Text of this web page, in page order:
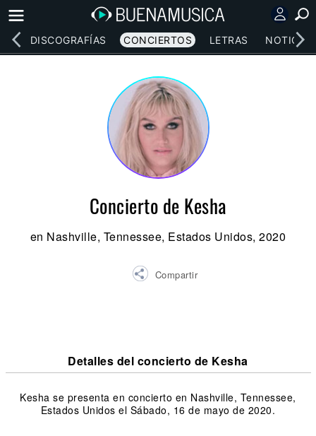
DISCOGRAFÍAS CONCIERTOS LETRAS NOTICIAS
Concierto de Kesha
en Nashville, Tennessee, Estados Unidos, 2020
Compartir
Detalles del concierto de Kesha
Kesha se presenta en concierto en Nashville, Tennessee,
Estados Unidos el Sábado, 16 de mayo de 2020.